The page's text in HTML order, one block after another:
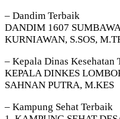
– Dandim Terbaik
DANDIM 1607
KURNIAWAN, S.SOS,
– Kepala Dinas Kesehatan
KEPALA DINKES
SAHNAN PUTRA, M.KES
– Kampung Sehat Terbaik